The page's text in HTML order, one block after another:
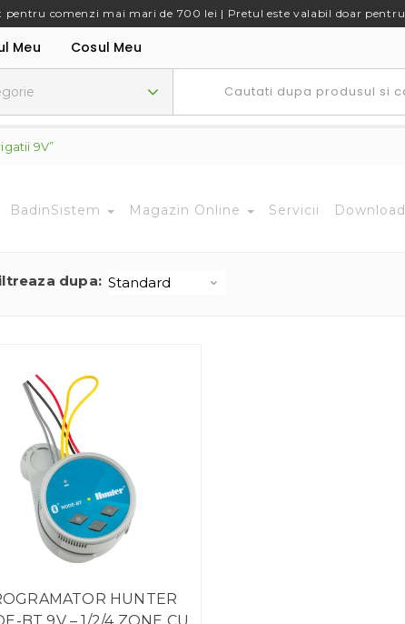
comenzi mai mari de 700 lei | Pretul este valabil doar pentru
Meu Cosul Meu
9V”
BadinSistem Magazin Online Servicii Download
dupa:
HUNTER